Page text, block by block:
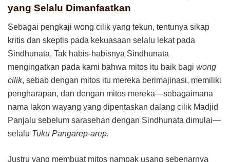
yang Selalu Dimanfaatkan
Sebagai pengkaji wong cilik yang tekun, tentunya sikap
kritis dan skeptis pada kekuasaan selalu lekat pada
Sindhunata. Tak habis-habisnya Sindhunata
mengingatkan pada kami bahwa mitos itu baik bagi wong
cilik, sebab dengan mitos itu mereka berimajinasi, memiliki
pengharapan, dan dengan mitos mereka—sebagaimana
nama lakon wayang yang dipentaskan dalang cilik Madjid
Panjalu sebelum sarasehan dengan Sindhunata dimulai—
selalu Tuku Pangarep-arep.
Justru yang membuat mitos nampak usang sebenarnya